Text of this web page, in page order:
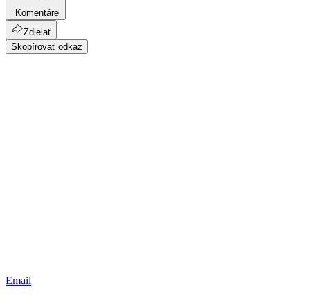
Komentáre
Zdielať
Skopírovať odkaz
Email